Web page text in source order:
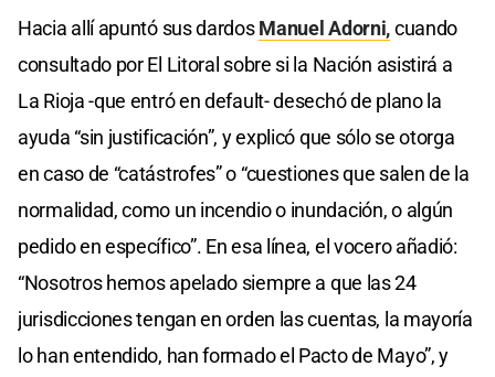
Hacia allí apuntó sus dardosManuel Adorni,cuando
consultado por El Litoral sobre si la Nación asistirá a
La Rioja -que entró en default- desechó de plano la
ayuda “sin justificación”, y explicó que sólo se otorga
en caso de “catástrofes” o “cuestiones que salen de la
normalidad, como un incendio o inundación, o algún
pedido en específico”. En esa línea, el vocero añadió:
“Nosotros hemos apelado siempre a que las 24
jurisdicciones tengan en orden las cuentas, la mayoría
lo han entendido, han formado el Pacto de Mayo”, y